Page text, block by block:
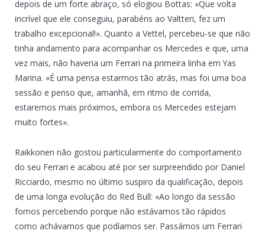
depois de um forte abraço, só elogiou Bottas: «Que volta
incrível que ele conseguiu, parabéns ao Valtteri, fez um
trabalho excepcional!». Quanto a Vettel, percebeu-se que não
tinha andamento para acompanhar os Mercedes e que, uma
vez mais, não haveria um Ferrari na primeira linha em Yas
Marina. «É uma pensa estarmos tão atrás, mas foi uma boa
sessão e penso que, amanhã, em ritmo de corrida,
estaremos mais próximos, embora os Mercedes estejam
muito fortes».
Raikkonen não gostou particularmente do comportamento
do seu Ferrari e acabou até por ser surpreendido por Daniel
Ricciardo, mesmo no último suspiro da qualificação, depois
de uma longa evolução do Red Bull: «Ao longo da sessão
fomos percebendo porque não estávamos tão rápidos
como achávamos que podíamos ser. Passámos um Ferrari